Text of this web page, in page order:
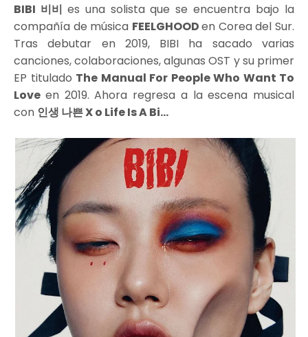
BIBI 비비 es una solista que se encuentra bajo la
compañía de música FEELGHOODen Corea del Sur.
Tras debutar en 2019, BIBI ha sacado varias
canciones, colaboraciones, algunas OST y su primer
EP titulado The Manual For People Who Want To
Love en 2019. Ahora regresa a la escena musical
con 인생 나쁜 X o Life Is A Bi...